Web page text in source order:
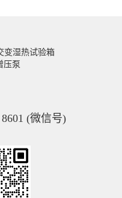
变湿热试验箱
压泵
(微信号)